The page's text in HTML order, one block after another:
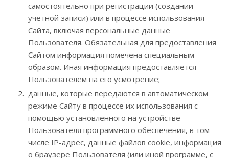
самостоятельно при регистрации (создании
учётной записи) или в процессе использования
Сайта, включая персональные данные
Пользователя. Обязательная для предоставления
Сайтом информация помечена специальным
образом. Иная информация предоставляется
Пользователем на его усмотрение;
данные, которые передаются в автоматическом
режиме Сайту в процессе их использования с
помощью установленного на устройстве
Пользователя программного обеспечения, в том
числе IP-адрес, данные файлов cookie, информация
о браузере Пользователя (или иной программе, с